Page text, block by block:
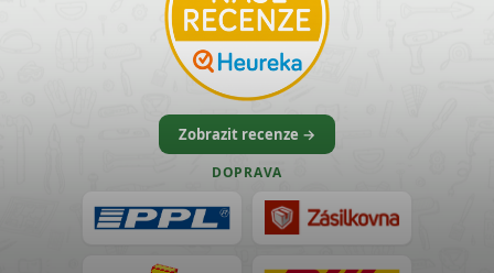
Zobrazit recenze →
DOPRAVA